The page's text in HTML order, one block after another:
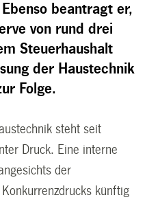
beantragt er,
von rund drei
Steuerhaushalt
der Haustechnik
Folge.
steht seit
Druck. Eine interne
der
künftig